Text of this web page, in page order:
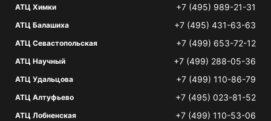
АТЦ Химки +7 (495) 989-21-31
АТЦ Балашиха +7 (495) 431-63-63
АТЦ Севастопольская +7 (499) 653-72-12
АТЦ Научный +7 (499) 288-05-36
АТЦ Удальцова +7 (499) 110-86-79
АТЦ Алтуфьево +7 (495) 023-81-52
АТЦ Лобненская +7 (499) 110-53-06